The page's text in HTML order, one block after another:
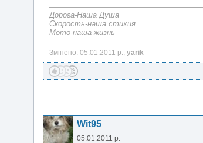
Дорога-Наша Душа
Скорость-наша стихия
Мото-наша жизнь
Змінено: 05.01.2011 р., yarik
Wit95
05.01.2011 р.